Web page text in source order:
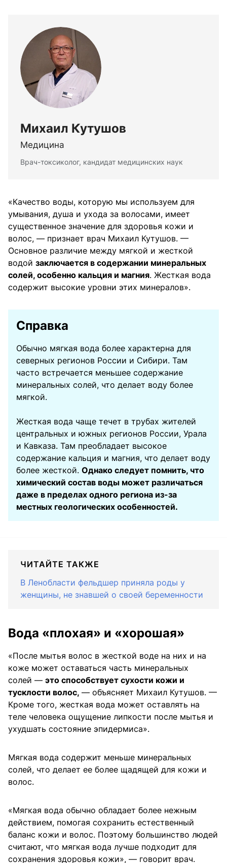
Михаил Кутушов
Медицина
Врач-токсиколог, кандидат медицинских наук
«Качество воды, которую мы используем для
умывания, душа и ухода за волосами, имеет
существенное значение для здоровья кожи и
волос, — признает врач Михаил Кутушов. —
Основное различие между мягкой и жесткой
водой заключается в содержании минеральных
солей, особенно кальция и магния. Жесткая вода
содержит высокие уровни этих минералов».
Справка
Обычно мягкая вода более характерна для
северных регионов России и Сибири. Там
часто встречается меньшее содержание
минеральных солей, что делает воду более
мягкой.
Жесткая вода чаще течет в трубах жителей
центральных и южных регионов России, Урала
и Кавказа. Там преобладает высокое
содержание кальция и магния, что делает воду
более жесткой. Однако следует помнить, что
химический состав воды может различаться
даже в пределах одного региона из-за
местных геологических особенностей.
ЧИТАЙТЕ ТАКЖЕ
В Ленобласти фельдшер приняла роды у
женщины, не знавшей о своей беременности
Вода «плохая» и «хорошая»
«После мытья волос в жесткой воде на них и на
коже может оставаться часть минеральных
солей — это способствует сухости кожи и
тусклости волос, — объясняет Михаил Кутушов. —
Кроме того, жесткая вода может оставлять на
теле человека ощущение липкости после мытья и
ухудшать состояние эпидермиса».
Мягкая вода содержит меньше минеральных
солей, что делает ее более щадящей для кожи и
волос.
«Мягкая вода обычно обладает более нежным
действием, помогая сохранить естественный
баланс кожи и волос. Поэтому большинство людей
считают, что мягкая вода лучше подходит для
сохранения здоровья кожи», — говорит врач.